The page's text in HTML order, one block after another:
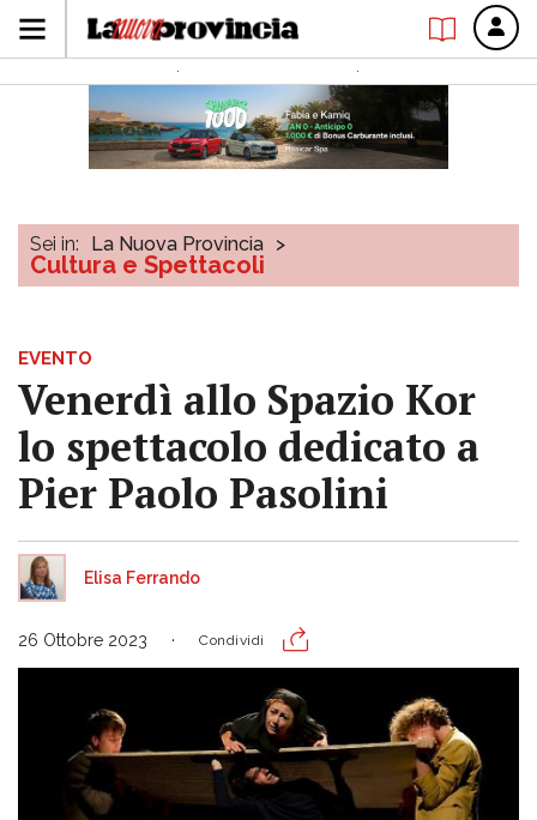
Sei in: La Nuova Provincia >
Cultura e Spettacoli
EVENTO
Venerdì allo Spazio Kor
lo spettacolo dedicato a
Pier Paolo Pasolini
Elisa Ferrando
26 Ottobre 2023 Condividi